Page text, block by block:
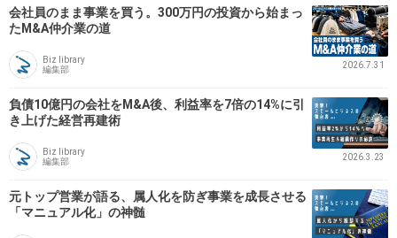
会社員のまま事業を買う。300万円の投資から始まっ
たM&A仲介業の道
Biz library
編集部
2026.7.31
負債10億円の会社をM&A後、利益率を7倍の14%に引
き上げた経営再建術
Biz library
編集部
2026.3.23
元トップ営業が語る、属人化を防ぎ事業を成長させる
「マニュアル化」の神髄